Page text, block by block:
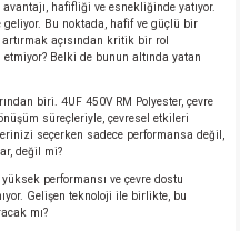
hafifliği ve esnekliğinde yatıyor.
Bu noktada, hafif ve güçlü bir
açısından kritik bir rol
Belki de bunun altında yatan
biri. 4UF 450V RM Polyester, çevre
süreçleriyle, çevresel etkileri
seçerken sadece performansa değil,
değil mi?
performansı ve çevre dostu
Gelişen teknoloji ile birlikte, bu
mı?